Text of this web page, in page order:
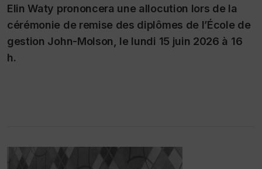
Elin Waty prononcera une allocution lors de la
cérémonie de remise des diplômes de l’École de
gestion John-Molson, le lundi 15 juin 2026 à 16
h.